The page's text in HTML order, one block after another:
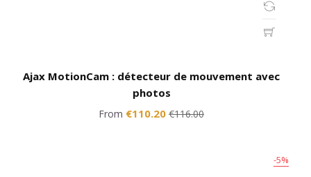
Ajax MotionCam : détecteur de mouvement avec
photos
From €110.20 €116.00
-5%